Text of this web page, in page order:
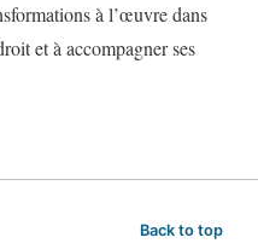
à l’œuvre dans
et à accompagner ses
Back to top